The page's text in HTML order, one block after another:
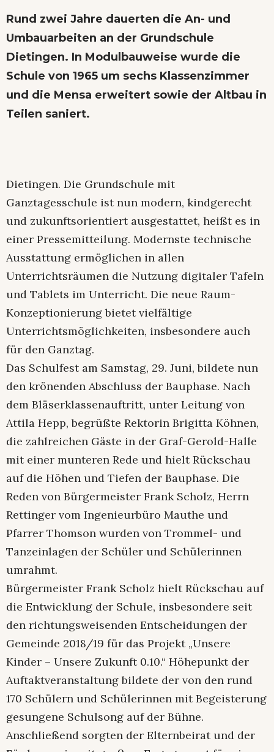
Rund zwei Jahre dauerten die An- und
Umbauarbeiten an der Grundschule
Dietingen. In Modulbauweise wurde die
Schule von 1965 um sechs Klassenzimmer
und die Mensa erweitert sowie der Altbau in
Teilen saniert.
Dietingen. Die Grundschule mit
Ganztagesschule ist nun modern, kindgerecht
und zukunftsorientiert ausgestattet, heißt es in
einer Pressemitteilung. Modernste technische
Ausstattung ermöglichen in allen
Unterrichtsräumen die Nutzung digitaler Tafeln
und Tablets im Unterricht. Die neue Raum-
Konzeptionierung bietet vielfältige
Unterrichtsmöglichkeiten, insbesondere auch
für den Ganztag.
Das Schulfest am Samstag, 29. Juni, bildete nun
den krönenden Abschluss der Bauphase. Nach
dem Bläserklassenauftritt, unter Leitung von
Attila Hepp, begrüßte Rektorin Brigitta Köhnen,
die zahlreichen Gäste in der Graf-Gerold-Halle
mit einer munteren Rede und hielt Rückschau
auf die Höhen und Tiefen der Bauphase. Die
Reden von Bürgermeister Frank Scholz, Herrn
Rettinger vom Ingenieurbüro Mauthe und
Pfarrer Thomson wurden von Trommel- und
Tanzeinlagen der Schüler und Schülerinnen
umrahmt.
Bürgermeister Frank Scholz hielt Rückschau auf
die Entwicklung der Schule, insbesondere seit
den richtungsweisenden Entscheidungen der
Gemeinde 2018/19 für das Projekt „Unsere
Kinder – Unsere Zukunft 0.10.“ Höhepunkt der
Auftaktveranstaltung bildete der von den rund
170 Schülern und Schülerinnen mit Begeisterung
gesungene Schulsong auf der Bühne.
Anschließend sorgten der Elternbeirat und der